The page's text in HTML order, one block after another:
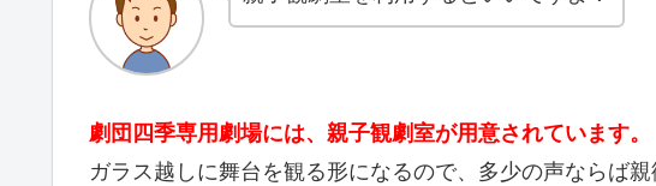
劇団四季専用劇場には、親子観劇室が用意されています。
ガラス越しに舞台を観る形になるので、多少の声ならば